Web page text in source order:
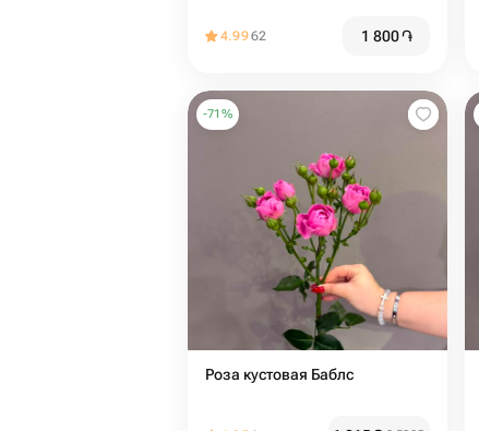
4.9962 1 800֏
-71 %
Роза кустовая Баблс